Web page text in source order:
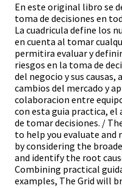
En este original libro se
toma de decisiones en
La cuadricula define los
en cuenta al tomar
permitira evaluar y
riesgos en la toma de
del negocio y sus
cambios del mercado y
colaboracion entre
con esta guia practica,
de tomar decisiones. /
to help you evaluate and
by considering the
and identify the root
Combining practical
examples, The Grid will